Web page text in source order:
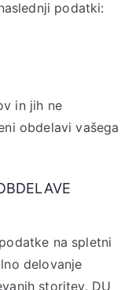
podatki:
in jih ne
obdelavi vašega
na spletni
delovanje
storitev. DU